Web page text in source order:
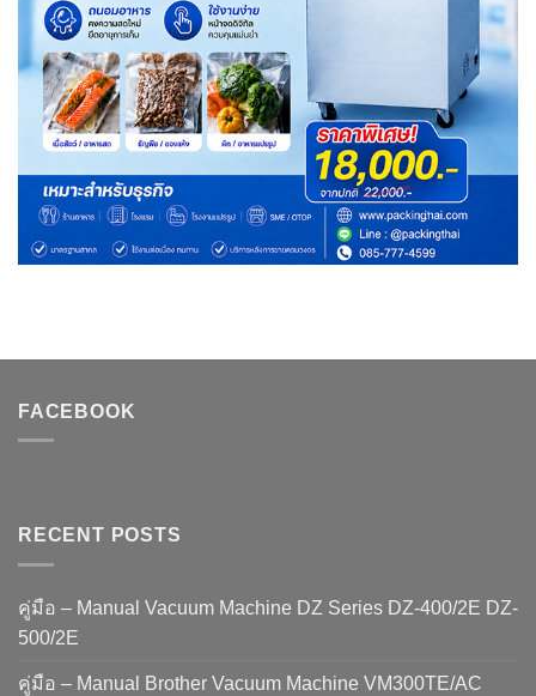
FACEBOOK
RECENT POSTS
คู่มือ – Manual Vacuum Machine DZ Series DZ-400/2E DZ-
500/2E
คู่มือ – Manual Brother Vacuum Machine VM300TE/AC